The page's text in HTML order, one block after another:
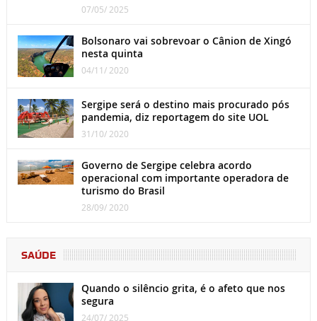
07/05/ 2025
Bolsonaro vai sobrevoar o Cânion de Xingó
nesta quinta
04/11/ 2020
Sergipe será o destino mais procurado pós
pandemia, diz reportagem do site UOL
31/10/ 2020
Governo de Sergipe celebra acordo
operacional com importante operadora de
turismo do Brasil
28/09/ 2020
SAÚDE
Quando o silêncio grita, é o afeto que nos
segura
24/07/ 2025